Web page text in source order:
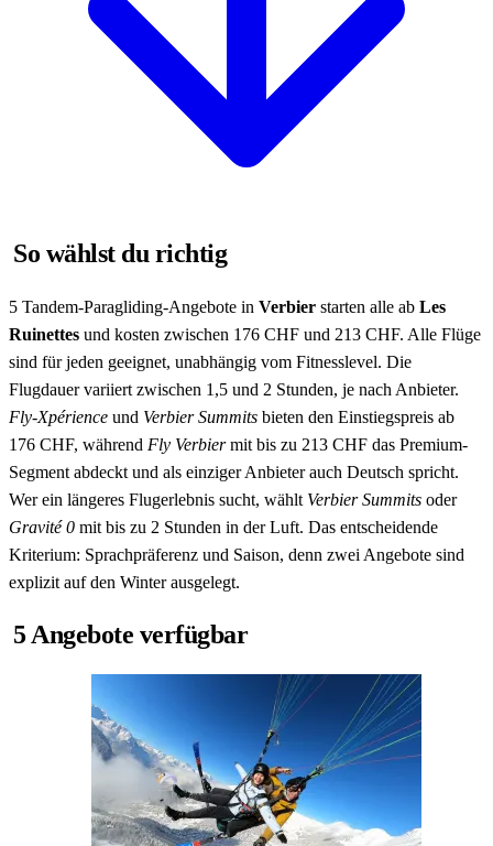
So wählst du richtig
5 Tandem-Paragliding-Angebote in Verbier starten alle ab Les
Ruinettes und kosten zwischen 176 CHF und 213 CHF. Alle Flüge
sind für jeden geeignet, unabhängig vom Fitnesslevel. Die
Flugdauer variiert zwischen 1,5 und 2 Stunden, je nach Anbieter.
Fly-Xpérience und Verbier Summits bieten den Einstiegspreis ab
176 CHF, während Fly Verbiermit bis zu 213 CHF das Premium-
Segment abdeckt und als einziger Anbieter auch Deutsch spricht.
Wer ein längeres Flugerlebnis sucht, wählt Verbier Summits oder
Gravité 0 mit bis zu 2 Stunden in der Luft. Das entscheidende
Kriterium: Sprachpräferenz und Saison, denn zwei Angebote sind
explizit auf den Winter ausgelegt.
5 Angebote verfügbar